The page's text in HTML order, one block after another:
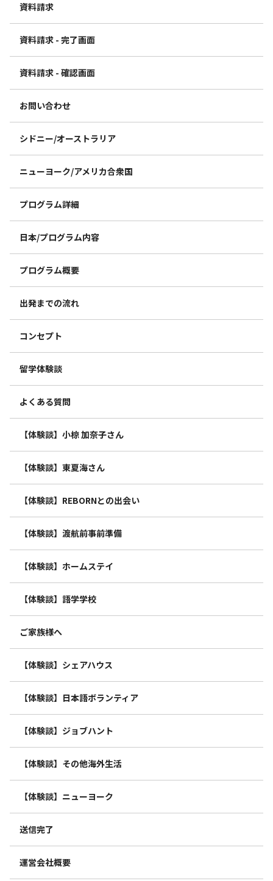
資料請求
資料請求 - 完了画面
資料請求 - 確認画面
お問い合わせ
シドニー/オーストラリア
ニューヨーク/アメリカ合衆国
プログラム詳細
日本/プログラム内容
プログラム概要
出発までの流れ
コンセプト
留学体験談
よくある質問
【体験談】小椋 加奈子さん
【体験談】東夏海さん
【体験談】REBORNとの出会い
【体験談】渡航前事前準備
【体験談】ホームステイ
【体験談】語学学校
ご家族様へ
【体験談】シェアハウス
【体験談】日本語ボランティア
【体験談】ジョブハント
【体験談】その他海外生活
【体験談】ニューヨーク
送信完了
運営会社概要